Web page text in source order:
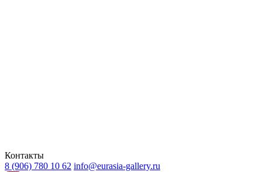
Контакты
8 (906) 780 10 62 info@eurasia-gallery.ru